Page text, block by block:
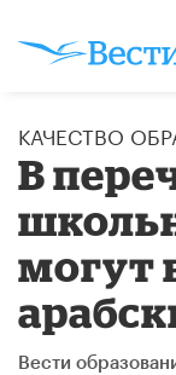
КАЧЕСТВО
В
могут
Вести